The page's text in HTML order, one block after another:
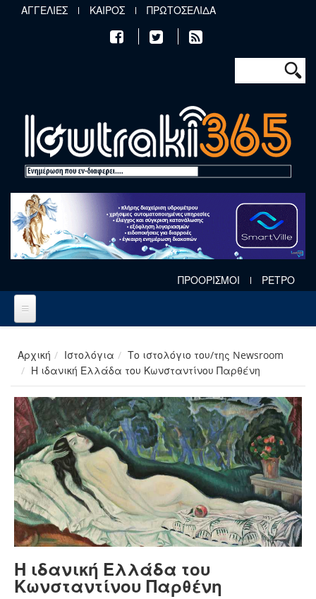
Παράκαμψη προς το κυρίως περιεχόμενο
ΑΓΓΕΛΙΕΣ ΚΑΙΡΟΣ ΠΡΩΤΟΣΕΛΙΔΑ
Φόρμα
Αναζήτηση
ΠΡΟΟΡΙΣΜΟΙ ΡΕΤΡΟ
Αρχική Ιστολόγια
Το ιστολόγιο του/της Newsroom
Η ιδανική Ελλάδα του Κωνσταντίνου Παρθένη
Η ιδανική Ελλάδα του
Κωνσταντίνου Παρθένη